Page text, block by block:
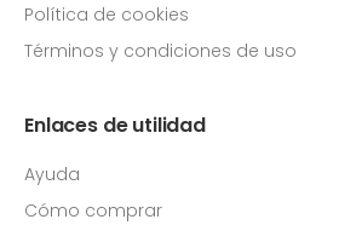
Política de cookies
Términos y condiciones de uso
Enlaces de utilidad
Ayuda
Cómo comprar